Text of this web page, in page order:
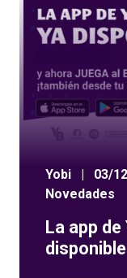
Yobi 03/
Novedades
La app